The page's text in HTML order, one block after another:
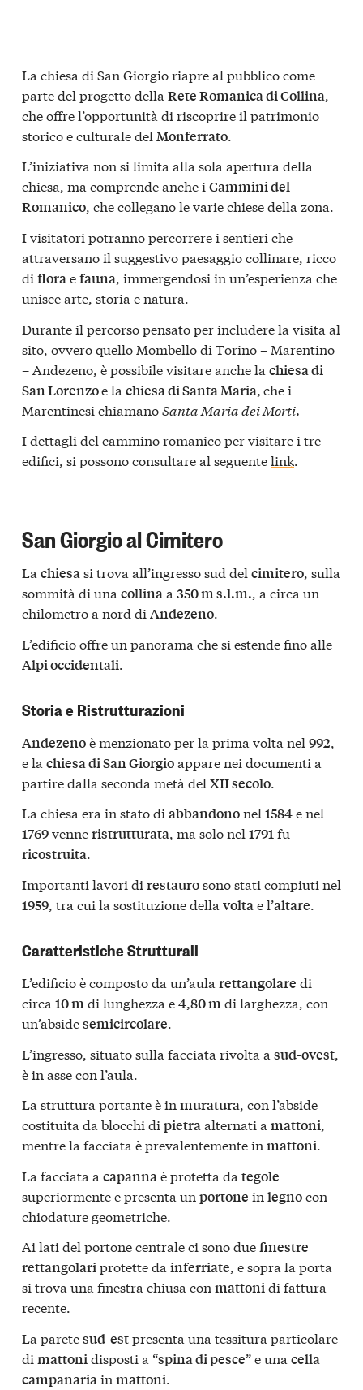
La chiesa di San Giorgio riapre al pubblico come
parte del progetto della Rete Romanica di Collina,
che offre l’opportunità di riscoprire il patrimonio
storico e culturale del Monferrato.
L’iniziativa non si limita alla sola apertura della
chiesa, ma comprende anche i Cammini del
Romanico, che collegano le varie chiese della zona.
I visitatori potranno percorrere i sentieri che
attraversano il suggestivo paesaggio collinare, ricco
di floraefauna, immergendosi in un’esperienza che
unisce arte, storia e natura.
Durante il percorso pensato per includere la visita al
sito, ovvero quello Mombello di Torino – Marentino
– Andezeno, è possibile visitare anche la chiesa di
San Lorenzoe la chiesa di Santa Maria,che i
Marentinesi chiamanoSanta Maria dei Morti.
I dettagli del cammino romanico per visitare i tre
edifici, si possono consultare al seguentelink.
San Giorgio al Cimitero
La chiesasi trova all’ingresso sud del cimitero, sulla
sommità di una collinaa 350 m s.l.m., a circa un
chilometro a nord di Andezeno.
L’edificio offre un panorama che si estende fino alle
Alpi occidentali
Storia e Ristrutturazioni
Andezenoè menzionato per la prima volta nel 992,
e la chiesa di San Giorgioappare nei documenti a
partire dalla seconda metà del XII secolo.
La chiesa era in stato di abbandononel 1584e nel
1769venneristrutturata, ma solo nel 1791fu
ricostruita.
Importanti lavori di restaurosono stati compiuti nel
1959, tra cui la sostituzione della voltae l’altare.
Caratteristiche Strutturali
L’edificio è composto da un’aula rettangolare di
circa 10 mdi lunghezza e4,80 mdi larghezza, con
un’absidesemicircolare.
L’ingresso, situato sulla facciata rivolta a sud-ovest,
è in asse con l’aula.
La struttura portante è in muratura, con l’abside
costituita da blocchi di pietraalternati a mattoni,
mentre la facciata è prevalentemente in mattoni.
La facciata a capannaè protetta da tegole
superiormente e presenta un portone in legnocon
chiodature geometriche.
Ai lati del portone centrale ci sono duefinestre
rettangolariprotette da inferriate, e sopra la porta
si trova una finestra chiusa con mattonidi fattura
recente.
La paretesud-estpresenta una tessitura particolare
di mattonidisposti a “spina di pesce” e una cella
campanariain mattoni.